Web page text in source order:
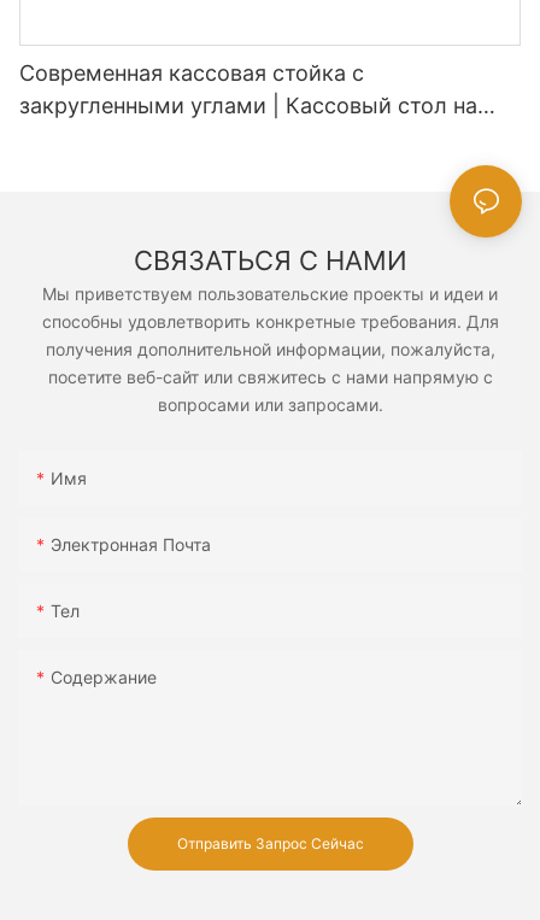
Современная кассовая стойка с
закругленными углами | Кассовый стол на
СВЯЗАТЬСЯ С НАМИ
Мы приветствуем пользовательские проекты и идеи и
способны удовлетворить конкретные требования. Для
получения дополнительной информации, пожалуйста,
посетите веб-сайт или свяжитесь с нами напрямую с
вопросами или запросами.
Имя
Электронная Почта
Тел
Содержание
Отправить Запрос Сейчас